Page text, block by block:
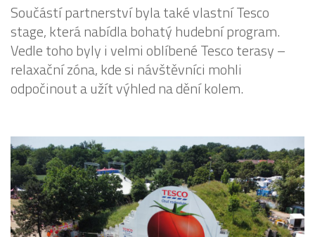
Součástí partnerství byla také vlastní Tesco
stage, která nabídla bohatý hudební program.
Vedle toho byly i velmi oblíbené Tesco terasy –
relaxační zóna, kde si návštěvníci mohli
odpočinout a užít výhled na dění kolem.